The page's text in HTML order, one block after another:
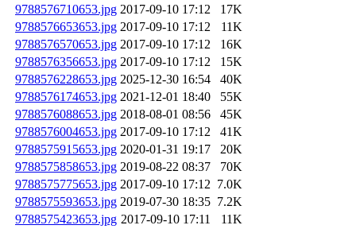
9788576710653.jpg 2017-09-10 17:12
17K
9788576653653.jpg 2017-09-10 17:12
11K
9788576570653.jpg 2017-09-10 17:12
16K
9788576356653.jpg 2017-09-10 17:12
15K
9788576228653.jpg 2025-12-30 16:54
40K
9788576174653.jpg 2021-12-01 18:40
55K
9788576088653.jpg 2018-08-01 08:56
45K
9788576004653.jpg 2017-09-10 17:12
41K
9788575915653.jpg 2020-01-31 19:17
20K
9788575858653.jpg 2019-08-22 08:37
70K
9788575775653.jpg 2017-09-10 17:12 7.0K
9788575593653.jpg 2019-07-30 18:35 7.2K
9788575423653.jpg 2017-09-10 17:11
11K